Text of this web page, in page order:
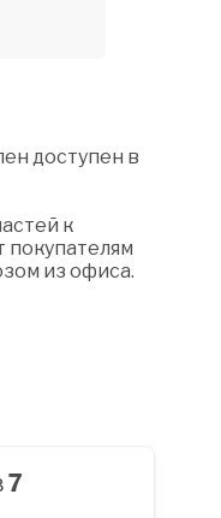
доступен в
к
покупателям
из офиса.
7